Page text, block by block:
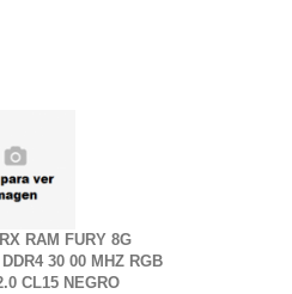
RAM FURY 8G
30 00 MHZ RGB
CL15 NEGRO